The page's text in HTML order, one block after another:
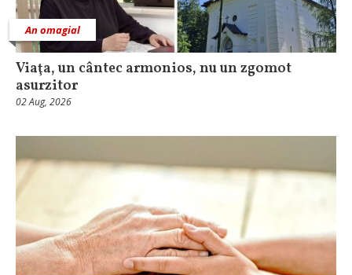
An omagial
Viaţa, un cântec armonios, nu un zgomot
asurzitor
02 Aug, 2026